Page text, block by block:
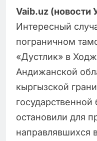
Vaib.uz (новости
Интересный
пограничном
«Дустлик» в
Андижанской
кыргызской
государственной
остановили для
направлявшихся